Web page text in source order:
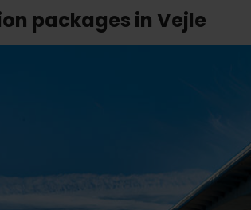
packages in Vejle